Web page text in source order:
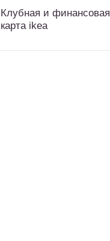
Клубная и финансовая
карта ikea